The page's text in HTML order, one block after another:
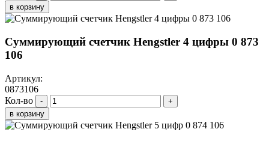
в корзину
Суммирующий счетчик Hengstler 4 цифры 0 873
106
Артикул:
0873106
Кол-во
-
+
в корзину